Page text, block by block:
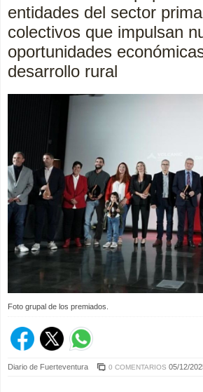
entidades del sector
colectivos que impulsan
oportunidades
desarrollo rural
Foto grupal de los premiados.
Diario de Fuerteventura 0 COMENTARIOS 05/12/